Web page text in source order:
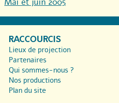
RACCOURCIS
Lieux de projection
Partenaires
Qui sommes-nous ?
Nos productions
Plan du site